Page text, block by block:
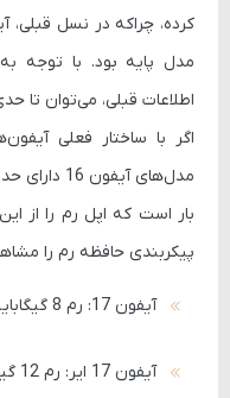
مدل پایه بود. با توجه
اطلاعات قبلی، می‌توان تا
اگر با ساختار فعلی
بار است که اپل رم را از
پیکربندی حافظه رم را
آیفون 17: رم 8 گیگابایت
آیفون 17 ایر: رم 12 گیگابایت